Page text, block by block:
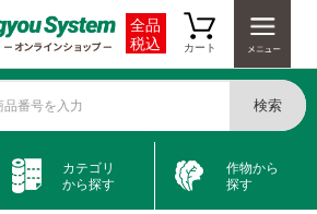
全品
税込
カート
番号を入力 検索
カテゴリ
から探す
作物から
探す